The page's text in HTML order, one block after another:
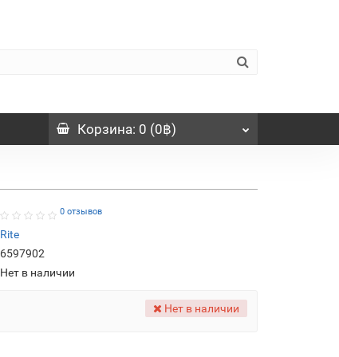
Корзина: 0 (0฿)
0 отзывов
Rite
6597902
Нет в наличии
Нет в наличии